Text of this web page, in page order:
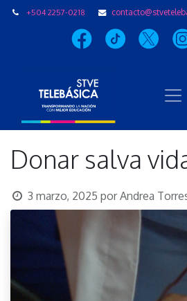
+504 2257-0218
Donar salva
3 marzo, 2025 porAndrea